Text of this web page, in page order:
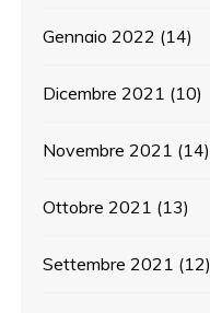
Gennaio 2022 (14)
Dicembre 2021 (10)
Novembre 2021 (14)
Ottobre 2021 (13)
Settembre 2021 (12)